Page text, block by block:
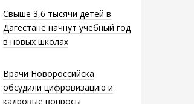
Свыше 3,6 тысячи детей в
Дагестане начнут учебный год
в новых школах
Врачи Новороссийска
обсудили цифровизацию и
кадровые вопросы